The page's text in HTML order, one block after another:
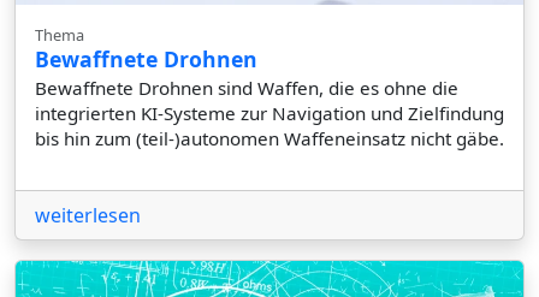
Thema
Bewaffnete Drohnen
Bewaffnete Drohnen sind Waffen, die es ohne die
integrierten KI-Systeme zur Navigation und Zielfindung
bis hin zum (teil-)autonomen Waffeneinsatz nicht gäbe.
weiterlesen